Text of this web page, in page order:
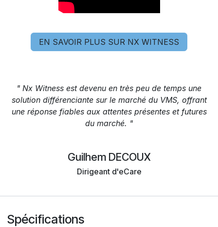
EN SAVOIR PLUS SUR NX WITNESS
" Nx Witness est devenu en très peu de temps une
solution différenciante sur le marché du VMS, offrant
une réponse fiables aux attentes présentes et futures
du marché. "
Guilhem DECOUX
Dirigeant d'eCare
Spécifications